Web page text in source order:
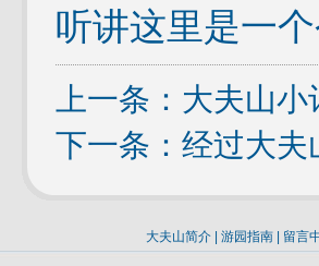
听讲这里是一
上一条： 大夫山小
下一条： 经过大夫
大夫山简介 游园指南 留言